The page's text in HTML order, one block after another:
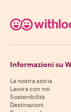
Informazioni su
La nostra storia
Lavora con noi
Sostenibilità
Destinazioni